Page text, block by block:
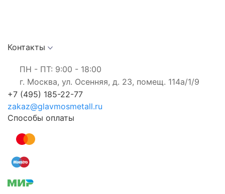
Контакты
ПН - ПТ: 9:00 - 18:00
г. Москва, ул. Осенняя, д. 23, помещ. 114а/1/9
+7 (495) 185-22-77
zakaz@glavmosmetall.ru
Способы оплаты